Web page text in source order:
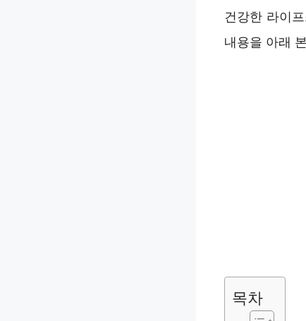
건강한 라이
내용을 아래
목차